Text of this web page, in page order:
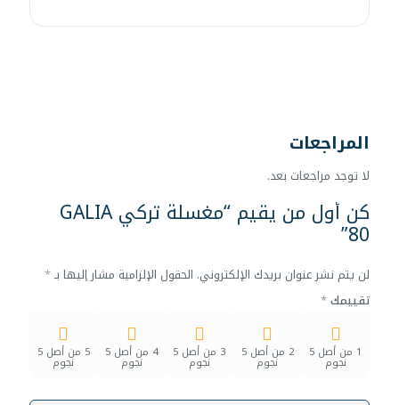
المراجعات
لا توجد مراجعات بعد.
كن أول من يقيم “مغسلة تركي GALIA
80”
لن يتم نشر عنوان بريدك الإلكتروني. الحقول الإلزامية مشار إليها بـ*
تقييمك*
1 من أصل 5
نجوم
2 من أصل 5
نجوم
3 من أصل 5
نجوم
4 من أصل 5
نجوم
5 من أصل 5
نجوم